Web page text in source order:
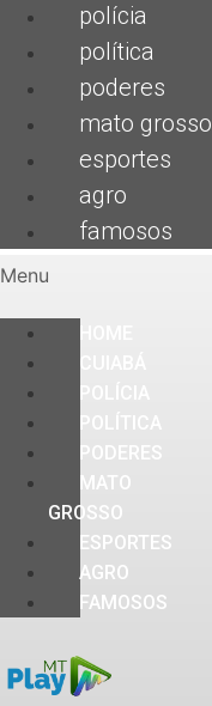
polícia
política
poderes
mato grosso
esportes
agro
famosos
Menu
PODERES
MATO
GROSSO
ESPORTES
AGRO
FAMOSOS